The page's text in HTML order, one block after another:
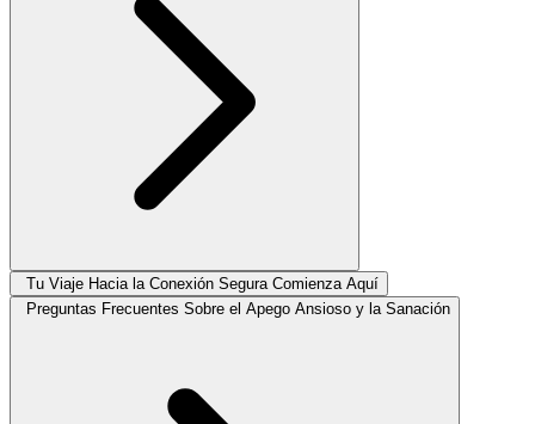
Tu Viaje Hacia la Conexión Segura Comienza Aquí
Preguntas Frecuentes Sobre el Apego Ansioso y la Sanación